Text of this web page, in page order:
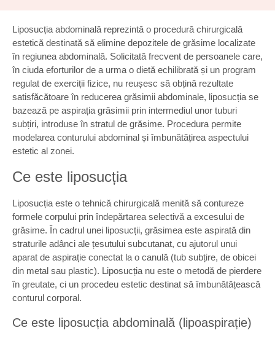
Liposucția abdominală reprezintă o procedură chirurgicală
estetică destinată să elimine depozitele de grăsime localizate
în regiunea abdominală. Solicitată frecvent de persoanele care,
în ciuda eforturilor de a urma o dietă echilibrată și un program
regulat de exerciții fizice, nu reușesc să obțină rezultate
satisfăcătoare în reducerea grăsimii abdominale, liposucția se
bazează pe aspirația grăsimii prin intermediul unor tuburi
subțiri, introduse în stratul de grăsime. Procedura permite
modelarea conturului abdominal și îmbunătățirea aspectului
estetic al zonei.
Ce este liposucția
Liposucția este o tehnică chirurgicală menită să contureze
formele corpului prin îndepărtarea selectivă a excesului de
grăsime. În cadrul unei liposucții, grăsimea este aspirată din
straturile adânci ale țesutului subcutanat, cu ajutorul unui
aparat de aspirație conectat la o canulă (tub subțire, de obicei
din metal sau plastic). Liposucția nu este o metodă de pierdere
în greutate, ci un procedeu estetic destinat să îmbunătățească
conturul corporal.
Ce este liposucția abdominală (lipoaspirație)